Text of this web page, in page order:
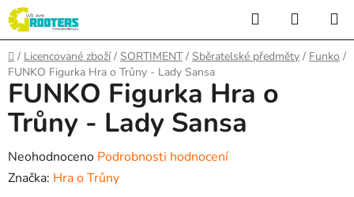
Přejít
na
obsah
Hledat
KOŠÍK
Domů
/ Licencované zboží / SORTIMENT / Sběratelské předměty / Funko /
FUNKO Figurka Hra o Trůny - Lady Sansa
FUNKO Figurka Hra o
Trůny - Lady Sansa
Průměrné
hodnocení
Neohodnoceno Podrobnosti hodnocení
Značka: Hra o Trůny